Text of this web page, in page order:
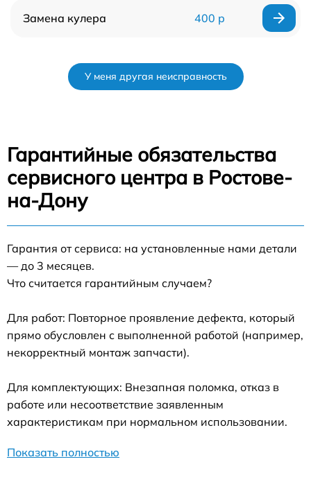
Замена кулера 400 р
У меня другая неисправность
Гарантийные обязательства
сервисного центра в Ростове-
на-Дону
Гарантия от сервиса: на установленные нами детали
— до 3 месяцев.
Что считается гарантийным случаем?
Для работ: Повторное проявление дефекта, который
прямо обусловлен с выполненной работой (например,
некорректный монтаж запчасти).
Для комплектующих: Внезапная поломка, отказ в
работе или несоответствие заявленным
характеристикам при нормальном использовании.
Показать полностью